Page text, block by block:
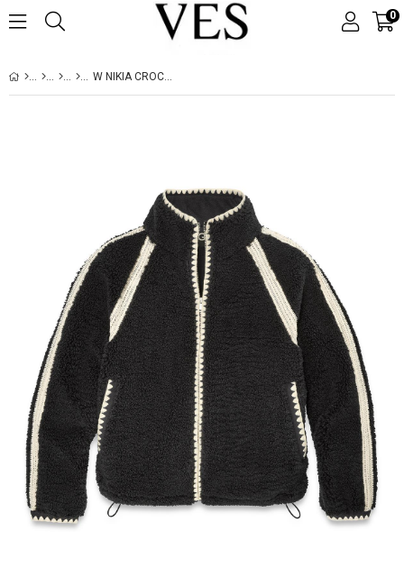
0
W NIKIA CROCHET UGGFLUFF JACKET BLACK (SIYAH)